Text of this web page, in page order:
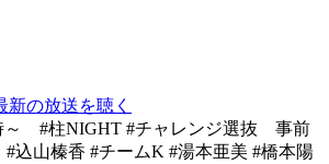
新の放送を聴く
～ #柱NIGHT #チャレンジ選抜 事前
込山榛香 #チームK #湯本亜美 #橋本陽